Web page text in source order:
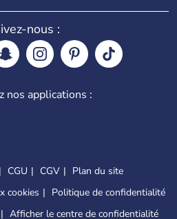
nous :
nos applications :
CGU CGV
Plan du site
cookies
Politique de confidentialité
Afficher le centre de confidentialité